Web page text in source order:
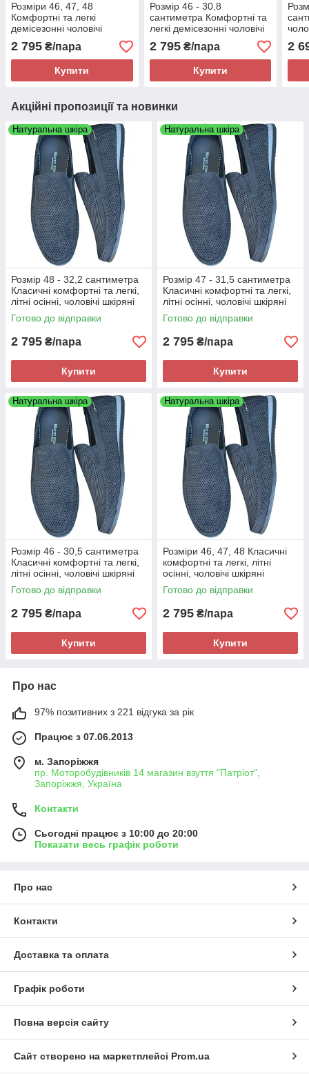
Розміри 46, 47, 48
Комфортні та легкі
демісезонні чоловічі
шкіряні мокасини Maxus,
чорні, на підошві з піни
2 795 ₴/пара
Купити
Розмір 46 - 30,8
сантиметра Комфортні та
легкі демісезонні чоловічі
шкіряні мокасини Maxus,
чорні, на підошві з піни
2 795₴/пара
Купити
2
Акційні пропозиції та новинки
Натуральна шкіра
Розмір 48 - 32,2 сантиметра
Класичні комфортні та легкі,
літні осінні, чоловічі шкіряні
мокасини Maxus, чорні, на
підошві з піни
Готово до відправки
2 795 ₴/пара
Купити
Натуральна шкіра
Розмір 47 - 31,5 сантиметра
Класичні комфортні та легкі,
літні осінні, чоловічі шкіряні
мокасини Maxus, чорні, на
підошві з піни
Готово до відправки
2 795 ₴/пара
Купити
Натуральна шкіра
Розмір 46 - 30,5 сантиметра
Класичні комфортні та легкі,
літні осінні, чоловічі шкіряні
мокасини Maxus, чорні, на
підошві з піни
Готово до відправки
2 795 ₴/пара
Купити
Натуральна шкіра
Розміри 46, 47, 48 Класичні
комфортні та легкі, літні
осінні, чоловічі шкіряні
мокасини Maxus, чорні, на
підошві з піни
Готово до відправки
2 795 ₴/пара
Купити
Про нас
97% позитивних з 221 відгука за рік
Працює з 07.06.2013
м. Запоріжжя
пр. Моторобудівників 14 магазин взуття "Патріот",
Запоріжжя, Україна
Контакти
Сьогодні працює з 10:00 до 20:00
Показати весь графік роботи
Про нас
Контакти
Доставка та оплата
Графік роботи
Повна версія сайту
Сайт створено на маркетплейсі Prom.ua